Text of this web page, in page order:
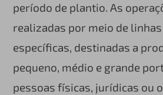
período de plantio. As
realizadas por meio de
específicas, destinadas a
pequeno, médio e grande
pessoas físicas, jurídicas ou